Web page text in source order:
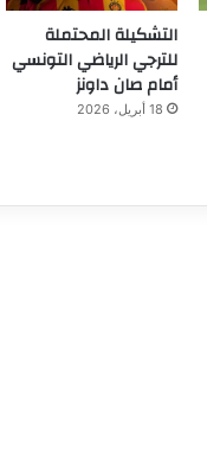
التشكيلة المحتملة
للترجي الرياضي التونسي
أمام صان داونز
18 أبريل، 2026